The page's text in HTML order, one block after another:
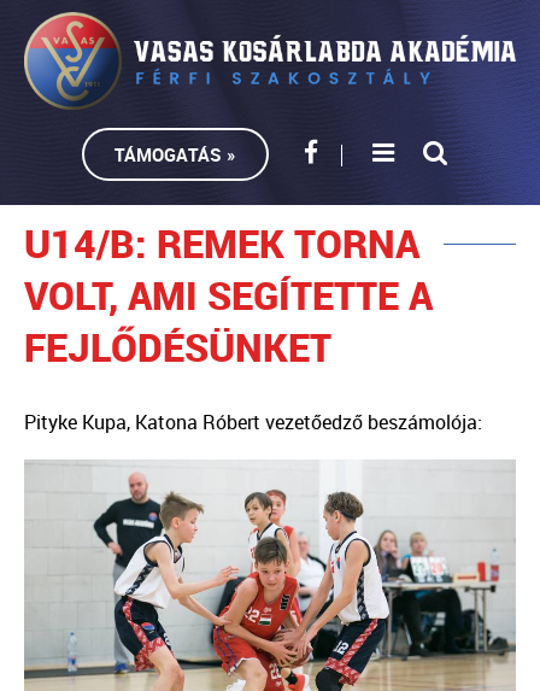
TÁMOGATÁS »
U14/B: REMEK TORNA
VOLT, AMI SEGÍTETTE A
FEJLŐDÉSÜNKET
Pityke Kupa, Katona Róbert vezetőedző beszámolója: